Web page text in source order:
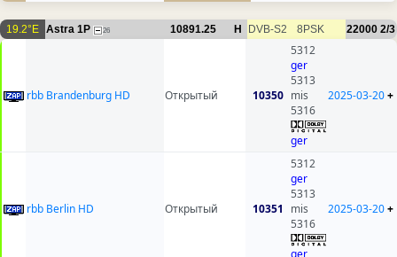
19.2°E Astra 1P 26 10891.25 H DVB-S2 8PSK 22000 2/3
rbb Brandenburg HD Открытый 10350
5312
ger
5313
mis
5316
ger
2025-03-20+
rbb Berlin HD Открытый 10351
5312
ger
5313
mis
5316
2025-03-20+